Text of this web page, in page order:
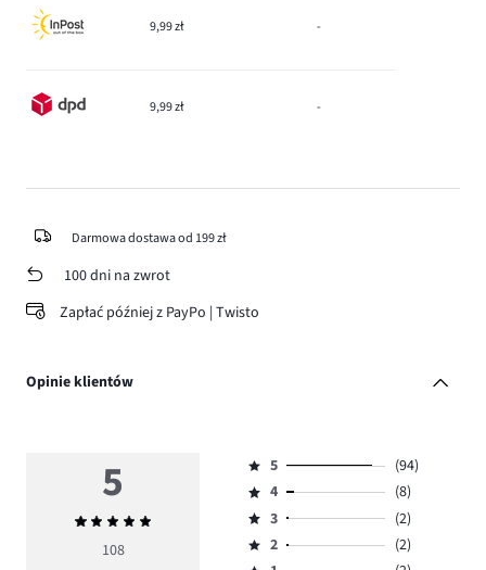
9,99 zł -
9,99 zł -
Darmowa dostawa od 199 zł
100 dni na zwrot
Zapłać później z PayPo | Twisto
Opinie klientów
5
Średnia
ocena
108
Ocena
5,
ilość
głosów
94.
5
(94)
Ocena
4,
ilość
4
(8)
Ocena
3,
3
(2)
Ocena
2
(2)